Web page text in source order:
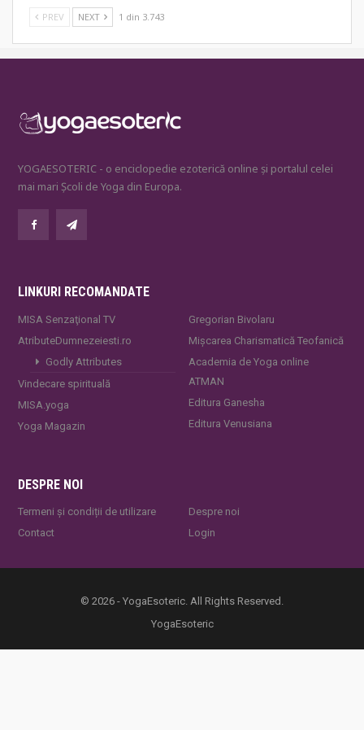
PREV NEXT 1 din 3.743
YOGAESOTERIC - o enciclopedie ezoterică online și portalul celei
mai mari Școli de Yoga din Europa.
LINKURI RECOMANDATE
MISA Senzaţional TV
AtributeDumnezeiesti.ro
Godly Attributes
Vindecare spirituală
MISA.yoga
Yoga Magazin
Gregorian Bivolaru
Mișcarea Charismatică Teofanică
Academia de Yoga online
ATMAN
Editura Ganesha
Editura Venusiana
DESPRE NOI
Termeni și condiții de utilizare
Contact
Despre noi
Login
© 2026 - YogaEsoteric. All Rights Reserved.
YogaEsoteric